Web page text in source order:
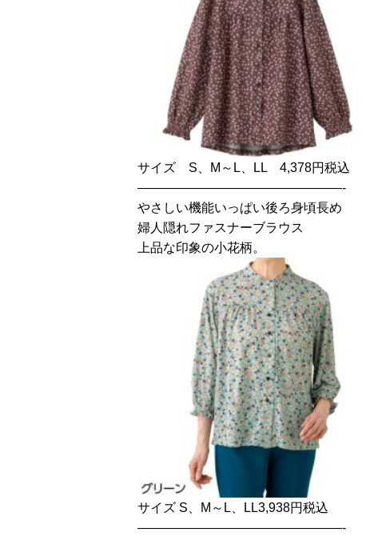
サイズ S、M～L、LL 4,378円税込
————————————————-
やさしい機能いっぱい後ろ身頃長め
婦人隠れファスナーブラウス
上品な印象の小花柄。
サイズ S、M～L、LL3,938円税込
————————————————-